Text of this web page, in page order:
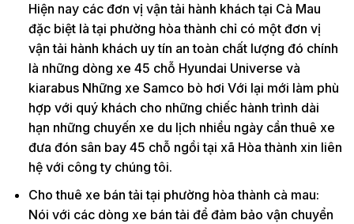
Hiện nay các đơn vị vận tải hành khách tại Cà Mau
đặc biệt là tại phường hòa thành chỉ có một đơn vị
vận tải hành khách uy tín an toàn chất lượng đó chính
là những dòng xe 45 chỗ Hyundai Universe và
kiarabus Những xe Samco bò hơi Với lại mới làm phù
hợp với quý khách cho những chiếc hành trình dài
hạn những chuyến xe du lịch nhiều ngày cần thuê xe
đưa đón sân bay 45 chỗ ngồi tại xã Hòa thành xin liên
hệ với công ty chúng tôi.
Cho thuê xe bán tải tại phường hòa thành cà mau:
Nói với các dòng xe bán tải để đảm bảo vận chuyển